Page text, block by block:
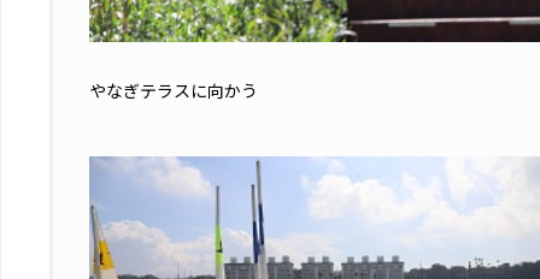
やなぎテラスに向かう